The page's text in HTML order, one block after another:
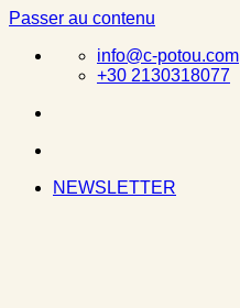
Passer au contenu
info@c-potou.com
+30 2130318077
NEWSLETTER